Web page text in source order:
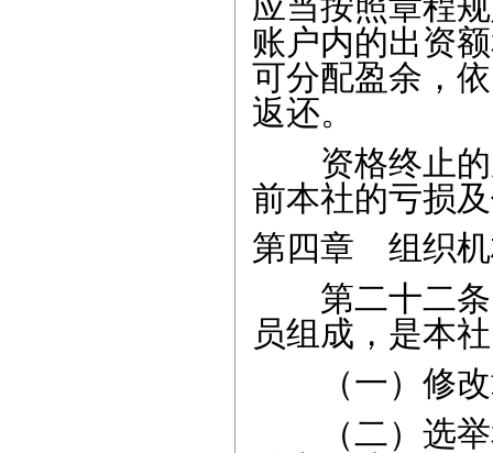
应当按照章程
账户内的出资
可分配盈余，
返还。
资格终止的
前本社的亏损
第四章 组织
第二十二条
员组成，是本
（一）修改
（二）选举